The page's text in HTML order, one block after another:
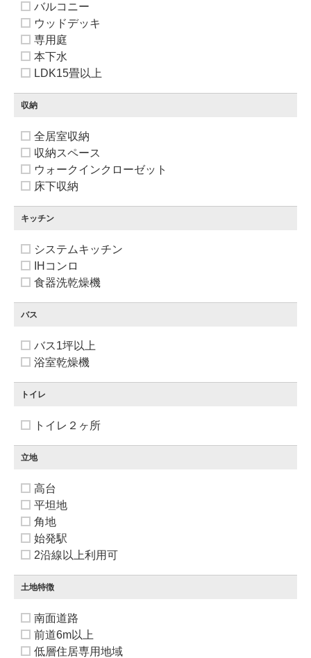
バルコニー
ウッドデッキ
専用庭
本下水
LDK15畳以上
収納
全居室収納
収納スペース
ウォークインクローゼット
床下収納
キッチン
システムキッチン
IHコンロ
食器洗乾燥機
バス
バス1坪以上
浴室乾燥機
トイレ
トイレ２ヶ所
立地
高台
平坦地
角地
始発駅
2沿線以上利用可
土地特徴
南面道路
前道6m以上
低層住居専用地域